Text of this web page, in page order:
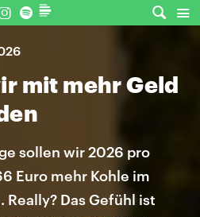
mit mehr Geld
sollen wir 2026 pro
Euro mehr Kohle im
Das Gefühl ist